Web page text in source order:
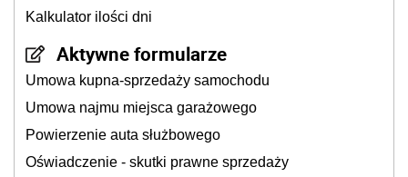
Kalkulator ilości dni
Aktywne formularze
Umowa kupna-sprzedaży samochodu
Umowa najmu miejsca garażowego
Powierzenie auta służbowego
Oświadczenie - skutki prawne sprzedaży